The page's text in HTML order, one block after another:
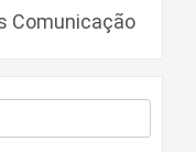
Comunicação